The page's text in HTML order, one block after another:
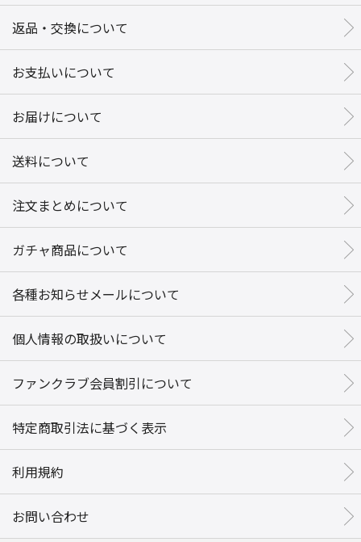
返品・交換について
お支払いについて
お届けについて
送料について
注文まとめについて
ガチャ商品について
各種お知らせメールについて
個人情報の取扱いについて
ファンクラブ会員割引について
特定商取引法に基づく表示
利用規約
お問い合わせ